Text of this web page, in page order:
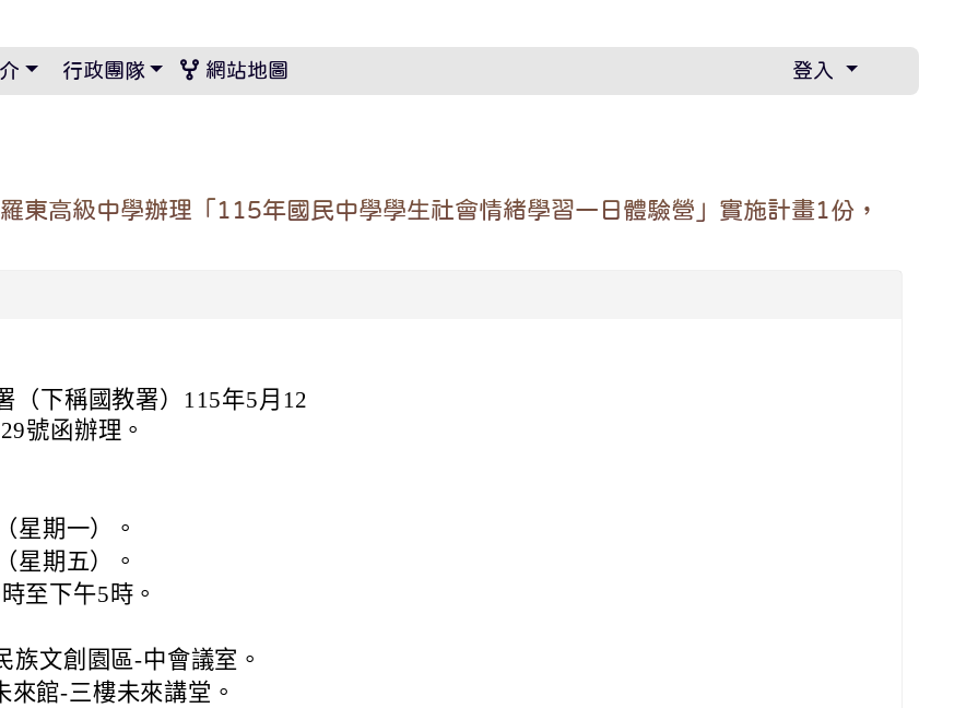
設定 行政團隊 網站地圖 登入
東高級中學辦理「115年國民中學學生社會情緒學習一日體驗營」實施計畫1份，
（下稱國教署）115年5月12
號函辦理。
星期一）。
星期五）。
至下午5時。
文創園區-中會議室。
館-三樓未來講堂。